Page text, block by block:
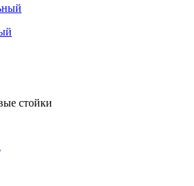
стойки